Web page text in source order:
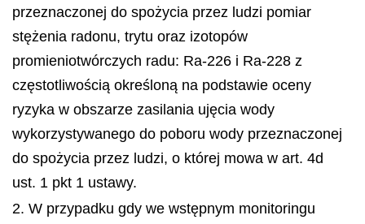
przeznaczonej do spożycia przez ludzi pomiar
stężenia radonu, trytu oraz izotopów
promieniotwórczych radu: Ra-226 i Ra-228 z
częstotliwością określoną na podstawie oceny
ryzyka w obszarze zasilania ujęcia wody
wykorzystywanego do poboru wody przeznaczonej
do spożycia przez ludzi, o której mowa w art. 4d
ust. 1 pkt 1 ustawy.
2. W przypadku gdy we wstępnym monitoringu